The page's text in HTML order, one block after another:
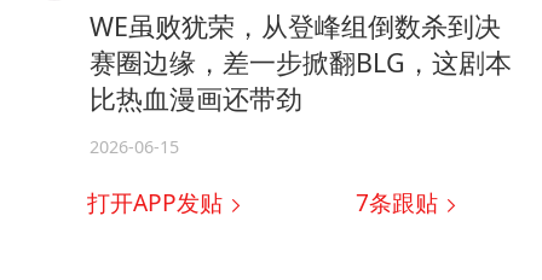
WE虽败犹荣，从登峰组倒数杀到决
赛圈边缘，差一步掀翻BLG，这剧本
比热血漫画还带劲
2026-06-15
打开APP发贴 7条跟贴